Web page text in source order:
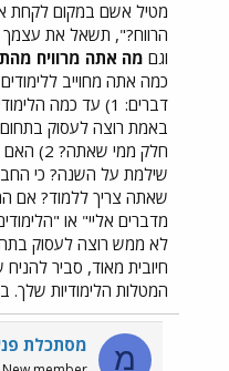
מטיל אשם במקום לקחת
הרווח?", תשאל את עצמך
וגם מה אתה מרוויח
כמה אתה מחוייב
דברים: 1) עד כמה
באמת רוצה לעסוק
חלק ממי
שילמת על השנה? כי
מדברים אליי" או
חיובית מאוד, סביר
המטלות הלימודיות שלך.
מ מסתכלת